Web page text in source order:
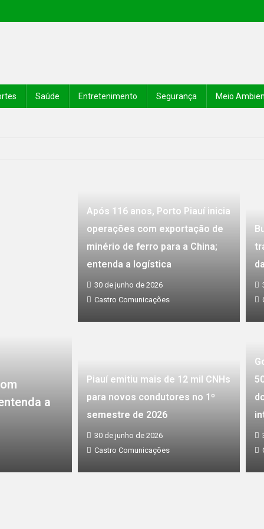
Saúde Entretenimento Segurança Meio
e Universidade Federal do Ceará firmam parceria para fortalecer a
a
Após 116 anos, Porto Piauí inicia
operações com exportação de
minério de ferro para a China;
entenda a logística
30 de junho de 2026
Castro Comunicações
Piauí emitiu mais de 12 mil CNHs
para novos condutores no 1º
semestre de 2026
30 de junho de 2026
Castro Comunicações